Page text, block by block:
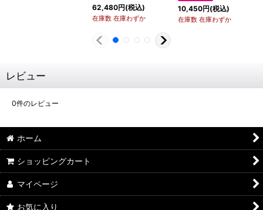
62,480円(税込)
在庫数 在庫わずか
10,450円(税込)
在庫数 在庫わずか
レビュー
0件のレビュー
ホーム
ショッピングカート
マイページ
お気に入り